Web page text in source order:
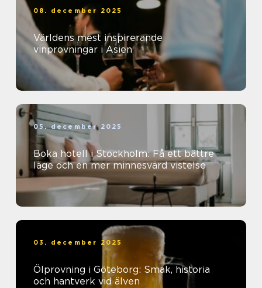
08. december 2025
Världens mest inspirerande
vinprovningar i Asien
05. december 2025
Boka hotell i Stockholm: Få ett bättre
läge och en mer minnesvärd vistelse
03. december 2025
Ölprovning i Göteborg: Smak, historia
och hantverk vid älven